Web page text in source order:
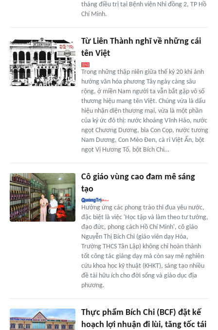
tháng điều trị tại Bệnh viện Nhi đồng 2, TP Hồ
Chí Minh.
Từ Liên Thành nghĩ về những cái
tên Việt
Trong những thập niên giữa thế kỷ 20 khi ảnh
hưởng văn hóa phương Tây ngày càng sâu
rộng, ở miền Nam người ta vẫn bắt gặp vô số
thương hiệu mang tên Việt. Chúng vừa là dấu
hiệu nhận diện thương mại, vừa là một phần
của ký ức đô thị: nước khoáng Vĩnh Hảo, nước
ngọt Chương Dương, bia Con Cọp, nước tương
Nam Dương, Con Mèo Đen, cà ri Việt Ấn, bột
ngọt Vị Hương Tố, bột Bích Chi…
Cô giáo vùng cao đam mê sáng
tạo
Hưởng ứng các phong trào thi đua yêu nước,
đặc biệt là việc 'Học tập và làm theo tư tưởng,
đạo đức, phong cách Hồ Chí Minh', cô giáo
Nguyễn Thị Bích Chi (giáo viên dạy Hóa,
Trường THCS Tân Lập) không chỉ hoàn thành
tốt công tác giảng dạy mà còn say mê nghiên
cứu khoa học kỹ thuật (KHKT), sáng tạo nhiều
đề tài hữu ích cho đời sống và giáo dục địa
phương.
Thực phẩm Bích Chi (BCF) đặt kế
hoạch lợi nhuận đi lùi, tăng tốc tái